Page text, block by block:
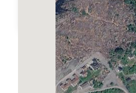
Eidesvik Invest AS er eit
holdingselskap for